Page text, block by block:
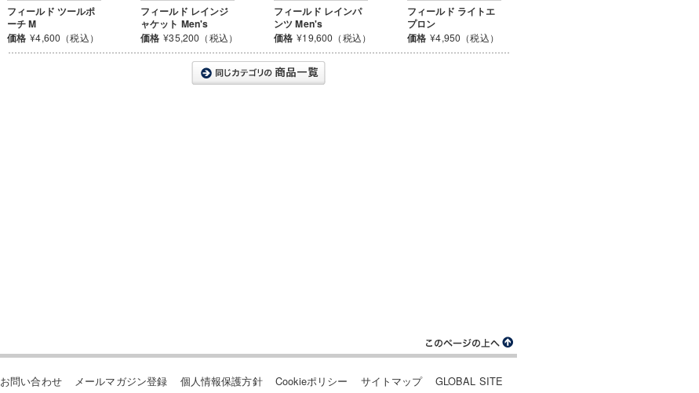
フィールド ツールポ
ーチ M
価格 ¥4,600（税込）
フィールド レインジ
ャケット Men's
価格 ¥35,200（税込）
フィールド レインパ
ンツ Men's
価格 ¥19,600（税込）
フィールド ライトエ
プロン
価格 ¥4,950（税込）
お問い合わせ メールマガジン登録 個人情報保護方針 Cookieポリシー サイトマップ GLOBAL SITE